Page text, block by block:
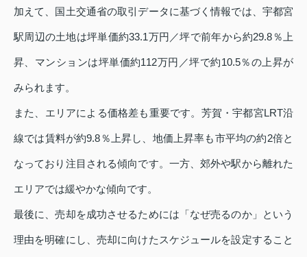
加えて、国土交通省の取引データに基づく情報では、宇都宮
駅周辺の土地は坪単価約33.1万円／坪で前年から約29.8％上
昇、マンションは坪単価約112万円／坪で約10.5％の上昇が
みられます。
また、エリアによる価格差も重要です。芳賀・宇都宮LRT沿
線では賃料が約9.8％上昇し、地価上昇率も市平均の約2倍と
なっており注目される傾向です。一方、郊外や駅から離れた
エリアでは緩やかな傾向です。
最後に、売却を成功させるためには「なぜ売るのか」という
理由を明確にし、売却に向けたスケジュールを設定すること